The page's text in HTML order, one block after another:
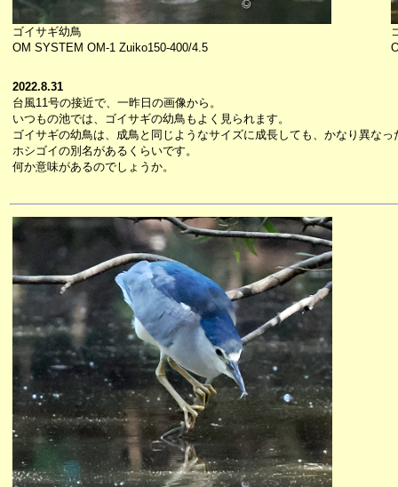
ゴイサギ幼鳥
OM SYSTEM OM-1 Zuiko150-400/4.5
2022.8.31
台風11号の接近で、一昨日の画像から。
いつもの池では、ゴイサギの幼鳥もよく見られます。
ゴイサギの幼鳥は、成鳥と同じようなサイズに成長しても、かなり異なっ
ホシゴイの別名があるくらいです。
何か意味があるのでしょうか。